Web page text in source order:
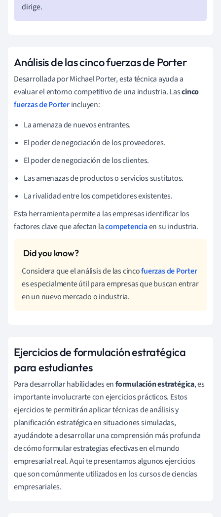
dirige.
Análisis de las cinco fuerzas de Porter
Desarrollada por Michael Porter, esta técnica ayuda a
evaluar el entorno competitivo de una industria. Lascinco
fuerzas de Porterincluyen:
La amenaza de nuevos entrantes.
El poder de negociación de los proveedores.
El poder de negociación de los clientes.
Las amenazas de productos o servicios sustitutos.
La rivalidad entre los competidores existentes.
Esta herramienta permite a las empresas identificar los
factores clave que afectan lacompetenciaen su industria.
Considera que el análisis de las cincofuerzas de Porter
es especialmente útil para empresas que buscan entrar
en un nuevo mercado o industria.
Ejercicios de formulación estratégica
para estudiantes
Para desarrollar habilidades enformulación estratégica, es
importante involucrarte con ejercicios prácticos. Estos
ejercicios te permitirán aplicar técnicas de análisis y
planificación estratégica en situaciones simuladas,
ayudándote a desarrollar una comprensión más profunda
de cómo formular estrategias efectivas en el mundo
empresarial real. Aquí te presentamos algunos ejercicios
que son comúnmente utilizados en los cursos de ciencias
empresariales.